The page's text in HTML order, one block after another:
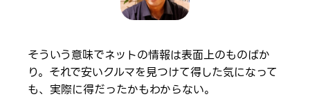
そういう意味でネットの情報は表面上のものばか
り。それで安いクルマを見つけて得した気になって
も、実際に得だったかもわからない。